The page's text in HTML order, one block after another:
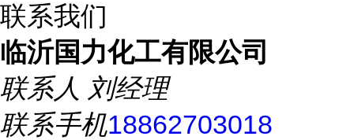
联系我们
临沂国力化工有限公司
联系人 刘经理
联系手机18862703018